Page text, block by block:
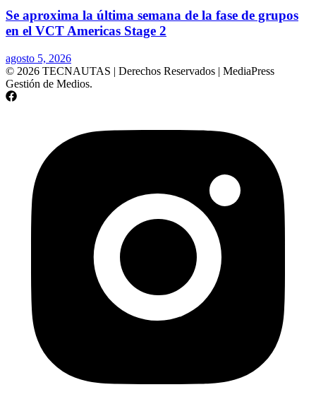
Se aproxima la última semana de la fase de grupos
en el VCT Americas Stage 2
agosto 5, 2026
© 2026 TECNAUTAS | Derechos Reservados | MediaPress
Gestión de Medios.